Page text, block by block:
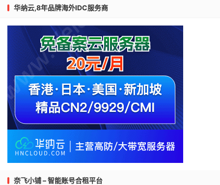
华纳云,8年品牌海外IDC服务商
奈飞小铺 – 智能账号合租平台